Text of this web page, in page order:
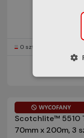
0 szt
Scotchlite™ 5510
70mm x 200m, 3